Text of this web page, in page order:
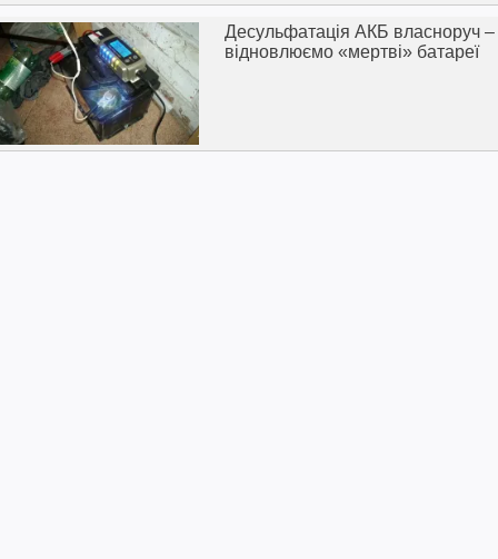
Десульфатація АКБ власноруч –
відновлюємо «мертві» батареї